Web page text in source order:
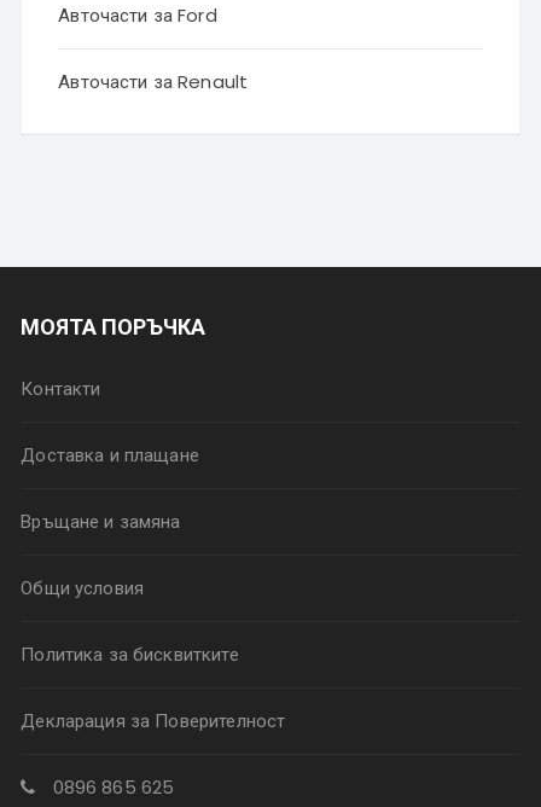
Авточасти за Ford
Авточасти за Renault
МОЯТА ПОРЪЧКА
Контакти
Доставка и плащане
Връщане и замяна
Общи условия
Политика за бисквитките
Декларация за Поверителност
0896 865 625